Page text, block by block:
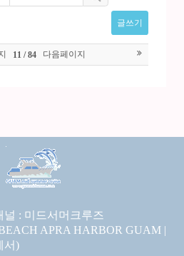
글쓰기
11 / 84 다음페이지
널 : 미드서머크루즈
APRA HARBOR GUAM |
서)